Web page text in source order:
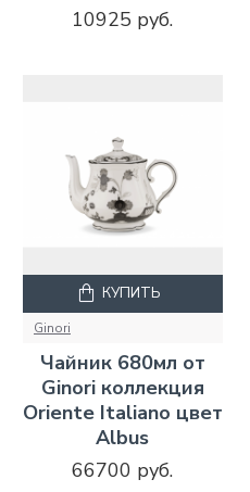
10925 руб.
Ginori
Чайник 680мл от
Ginori коллекция
Oriente Italiano цвет
Albus
66700 руб.
КУПИТЬ